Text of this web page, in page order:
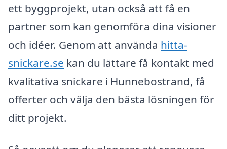
ett byggprojekt, utan också att få en
partner som kan genomföra dina visioner
och idéer. Genom att använda hitta-
snickare.se kan du lättare få kontakt med
kvalitativa snickare i Hunnebostrand, få
offerter och välja den bästa lösningen för
ditt projekt.